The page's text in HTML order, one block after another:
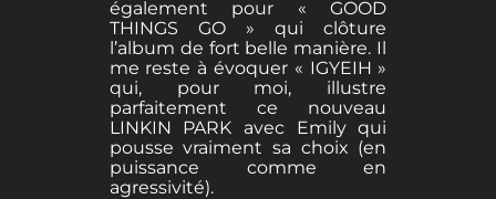
également pour « GOOD
THINGS GO » qui clôture
l’album de fort belle manière. Il
me reste à évoquer « IGYEIH »
qui, pour moi, illustre
parfaitement ce nouveau
LINKIN PARK avec Emily qui
pousse vraiment sa choix (en
puissance comme en
agressivité).